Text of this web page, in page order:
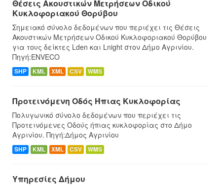
Θέσεις Ακουστικών Μετρήσεων Οδικού
Κυκλοφοριακού Θορύβου
Σημειακό σύνολο δεδομένων που περιέχει τις Θέσεις
Ακουστικών Μετρήσεων Οδικού Κυκλοφοριακού Θορύβου
για τους δείκτες Lden και Lnight στον Δήμο Αγρινίου.
Πηγή:ENVECO
SHP KML XML CSV WMS
Προτεινόμενη Οδός Ήπιας Κυκλοφορίας
Πολυγωνικό σύνολο δεδομένων που περιέχει τις
Προτεινόμενες Οδούς ήπιας κυκλοφορίας στο Δήμο
Αγρινίου. Πηγή:Δήμος Αγρινίου
SHP KML XML CSV WMS
Υπηρεσίες Δήμου